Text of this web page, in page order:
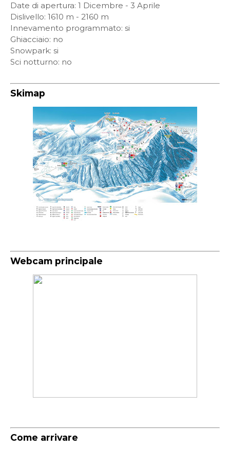
Date di apertura: 1 Dicembre - 3 Aprile
Dislivello: 1610 m - 2160 m
Innevamento programmato: si
Ghiacciaio: no
Snowpark: si
Sci notturno: no
Skimap
Webcam principale
Come arrivare